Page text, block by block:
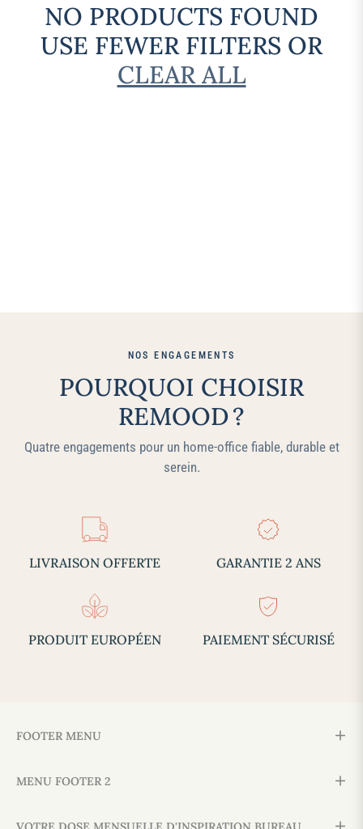
NO PRODUCTS FOUND
USE FEWER FILTERS OR
CLEAR ALL
NOS ENGAGEMENTS
POURQUOI CHOISIR
REMOOD ?
Quatre engagements pour un home‑office fiable, durable et
serein.
LIVRAISON OFFERTE GARANTIE 2 ANS
PRODUIT EUROPÉEN PAIEMENT SÉCURISÉ
FOOTER MENU
MENU FOOTER 2